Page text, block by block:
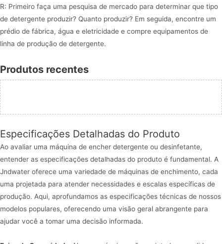
R: Primeiro faça uma pesquisa de mercado para determinar que tipo
de detergente produzir? Quanto produzir? Em seguida, encontre um
prédio de fábrica, água e eletricidade e compre equipamentos de
linha de produção de detergente.
Produtos recentes
Especificações Detalhadas do Produto
Ao avaliar uma máquina de encher detergente ou desinfetante,
entender as especificações detalhadas do produto é fundamental. A
Jndwater oferece uma variedade de máquinas de enchimento, cada
uma projetada para atender necessidades e escalas específicas de
produção. Aqui, aprofundamos as especificações técnicas de nossos
modelos populares, oferecendo uma visão geral abrangente para
ajudar você a tomar uma decisão informada.